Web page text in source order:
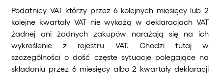
Podatnicy VAT którzy przez 6 kolejnych miesięcy lub 2
kolejne kwartały VAT nie wykażą w deklaracjach VAT
żadnej ani żadnych zakupów narażają się na ich
wykreślenie z rejestru VAT. Chodzi tutaj w
szczególności o dość częste sytuacje polegające na
składaniu przez 6 miesięcy albo 2 kwartały deklaracji